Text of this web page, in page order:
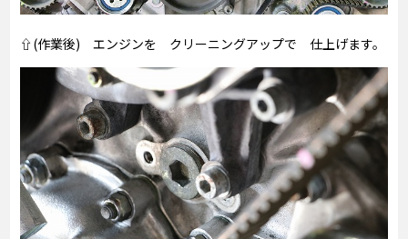
⇧(作業後) エンジンを クリーニングアップで 仕上げます。